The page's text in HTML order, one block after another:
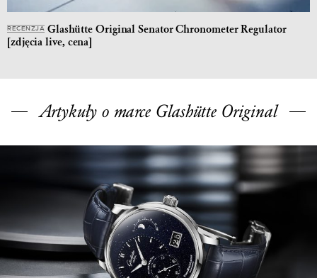
RECENZJA Glashütte Original Senator Chronometer Regulator
[zdjęcia live, cena]
Artykuły o marce Glashütte Original